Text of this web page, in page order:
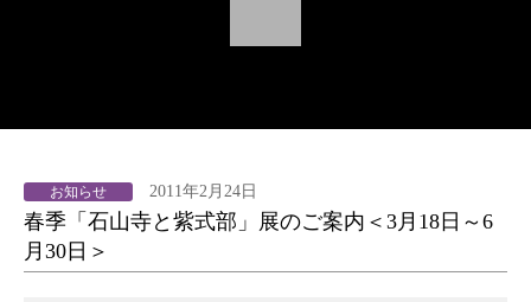
お知らせ 2011年2月24日
春季「石山寺と紫式部」展のご案内＜3月18日～6
月30日＞